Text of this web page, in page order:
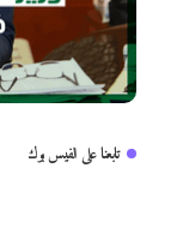
تابعنا على الفيس بوك